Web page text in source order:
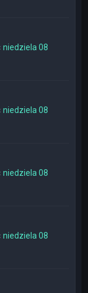
niedziela 08
niedziela 08
niedziela 08
niedziela 08